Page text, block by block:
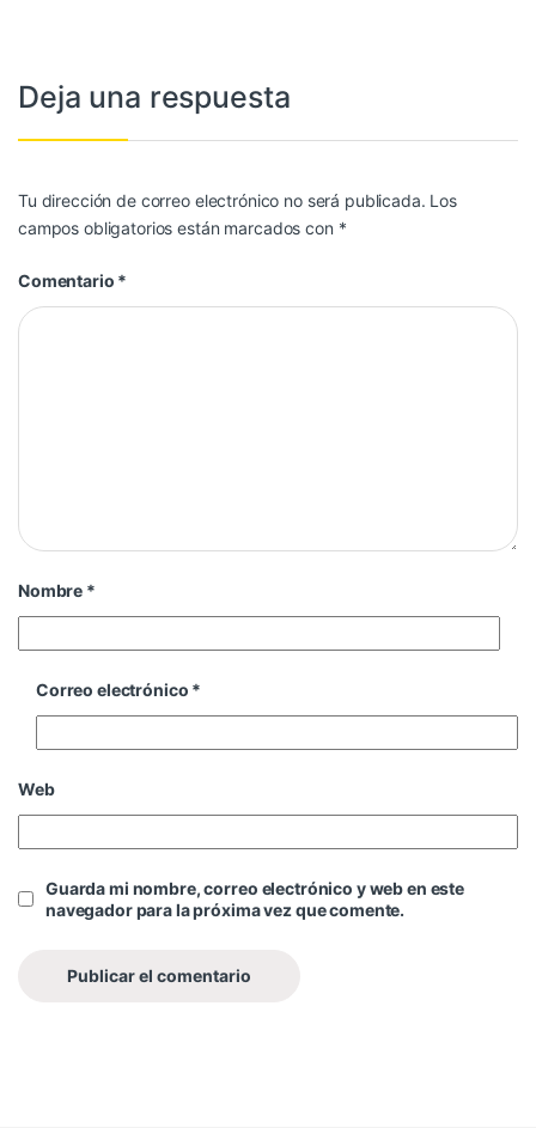
Deja una respuesta
Tu dirección de correo electrónico no será publicada. Los
campos obligatorios están marcados con *
Comentario *
Nombre *
Correo electrónico *
Web
Guarda mi nombre, correo electrónico y web en este
navegador para la próxima vez que comente.